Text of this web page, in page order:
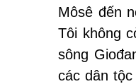
Môsê đến
Tôi không
sông
các dân